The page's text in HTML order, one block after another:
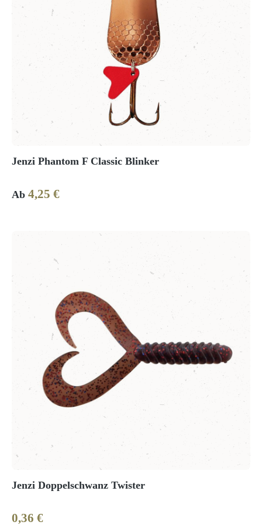
Jenzi Phantom F Classic Blinker
Regulärer Preis:
Ab 4,25 €
Jenzi Doppelschwanz Twister
Regulärer Preis:
0,36 €